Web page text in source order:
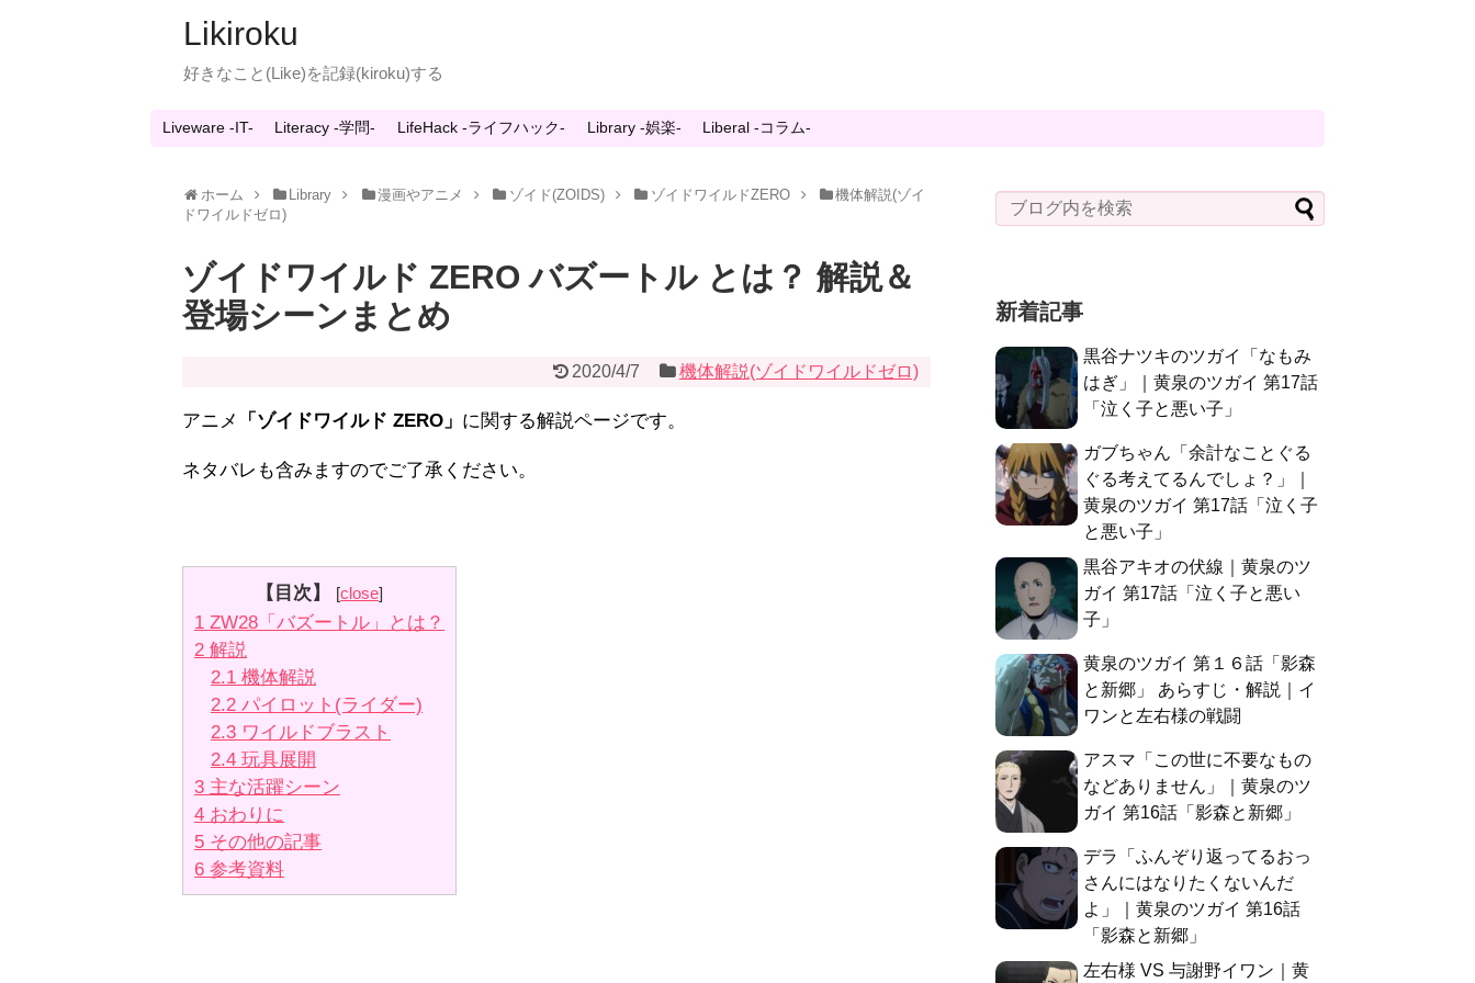
Likiroku
好きなこと(Like)を記録(kiroku)する
Liveware -IT- Literacy -学問- LifeHack -ライフハック- Library -娯楽- Liberal -コラム-
ホーム Library 漫画やアニメ ゾイド(ZOIDS) ゾイドワイルドZERO
機体解説(ゾイ
ドワイルドゼロ)
ゾイドワイルド ZERO バズートル とは？ 解説＆
登場シーンまとめ
2020/4/7 機体解説(ゾイドワイルドゼロ)
アニメ 「ゾイドワイルド ZERO」 に関する解説ページです。
ネタバレも含みますのでご了承ください。
【目次】 [close]
1 ZW28「バズートル」とは？
2 解説
2.1 機体解説
2.2 パイロット(ライダー)
2.3 ワイルドブラスト
2.4 玩具展開
3 主な活躍シーン
4 おわりに
5 その他の記事
6 参考資料
新着記事
黒谷ナツキのツガイ「なもみ
はぎ」｜黄泉のツガイ 第17話
「泣く子と悪い子」
ガブちゃん「余計なことぐる
ぐる考えてるんでしょ？」｜
黄泉のツガイ 第17話「泣く子
と悪い子」
黒谷アキオの伏線｜黄泉のツ
ガイ 第17話「泣く子と悪い
子」
黄泉のツガイ 第１６話「影森
と新郷」 あらすじ・解説｜イ
ワンと左右様の戦闘
アスマ「この世に不要なもの
などありません」｜黄泉のツ
ガイ 第16話「影森と新郷」
デラ「ふんぞり返ってるおっ
さんにはなりたくないんだ
よ」｜黄泉のツガイ 第16話
「影森と新郷」
左右様 VS 与謝野イワン｜黄